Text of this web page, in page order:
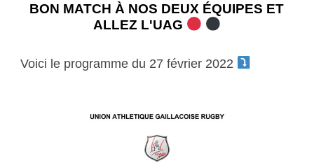
BON MATCH À NOS DEUX ÉQUIPES ET
ALLEZ L'UAG
Voici le programme du 27 février 2022